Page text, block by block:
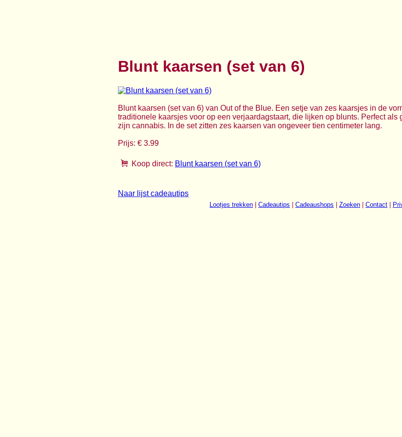
Blunt kaarsen (set van 6)
Blunt kaarsen (set van 6) van Out of the Blue. Een setje van zes kaarsjes in de
traditionele kaarsjes voor op een verjaardagstaart, die lijken op blunts. Perfect als
zijn cannabis. In de set zitten zes kaarsen van ongeveer tien centimeter lang.
Prijs: € 3.99
Koop direct: Blunt kaarsen (set van 6)
Naar lijst cadeautips
Lootjes trekken Cadeautips Cadeaushops Zoeken Contact